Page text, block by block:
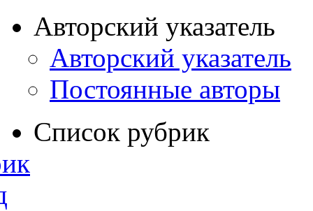
Авторский указатель
Авторский указатель
Постоянные авторы
Список рубрик